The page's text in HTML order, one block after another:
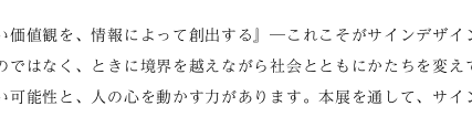
価値観を、情報によって創出する』─これこそがサインデザイ
ではなく、ときに境界を越えながら社会とともにかたちを変え
可能性と、人の心を動かす力があります。本展を通して、サ